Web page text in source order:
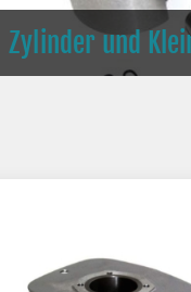
Zylinder und